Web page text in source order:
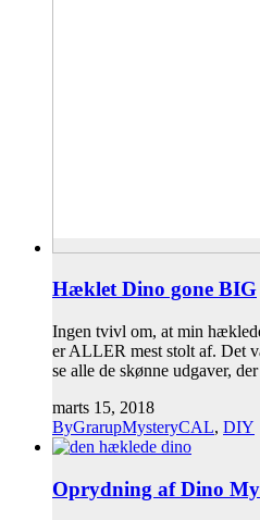
Hæklet Dino gone BIG
Ingen tvivl om, at min
er ALLER mest stolt af. Det
se alle de skønne udgaver,
marts 15, 2018
ByGrarupMysteryCAL, DIY
Oprydning af Dino